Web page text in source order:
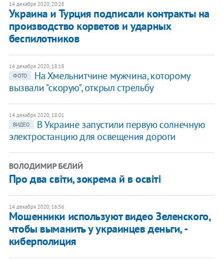
14 декабря 2020, 20:28
Украина и Турция подписали контракты на
производство корветов и ударных
беспилотников
14 декабря 2020, 18:18
ФОТО
На Хмельнитчине мужчина, которому
вызвали "скорую", открыл стрельбу
14 декабря 2020, 18:01
ВИДЕО
В Украине запустили первую солнечную
электростанцию для освещения дороги
ВОЛОДИМИР БЄЛИЙ
Про два світи, зокрема й в освіті
14 декабря 2020, 16:56
Мошенники используют видео Зеленского,
чтобы выманить у украинцев деньги, -
киберполиция